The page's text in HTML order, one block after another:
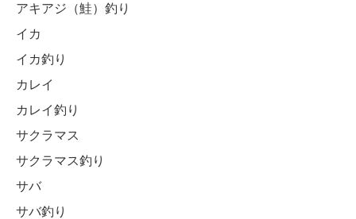
アキアジ（鮭）釣り
イカ
イカ釣り
カレイ
カレイ釣り
サクラマス
サクラマス釣り
サバ
サバ釣り